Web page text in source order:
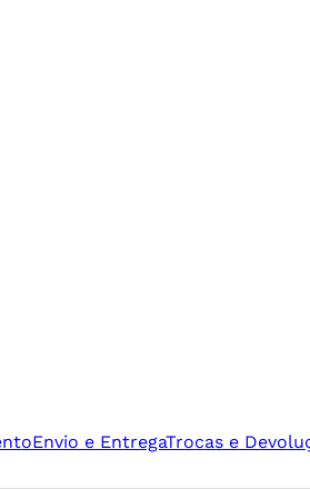
Envio e EntregaTrocas e